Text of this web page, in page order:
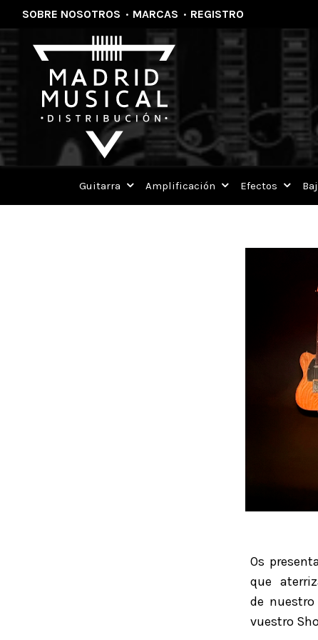
SOBRE NOSOTROS · MARCAS · REGISTRO
Guitarra Amplificación Efectos
Home Blog Details
KINGSMAN GUITARS NUEVA
Os
que
de
vuestro